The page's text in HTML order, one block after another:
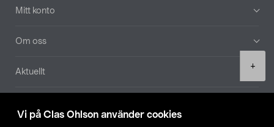
Vi på Clas Ohlson använder cookies
+
Mitt konto
Om oss
Aktuellt